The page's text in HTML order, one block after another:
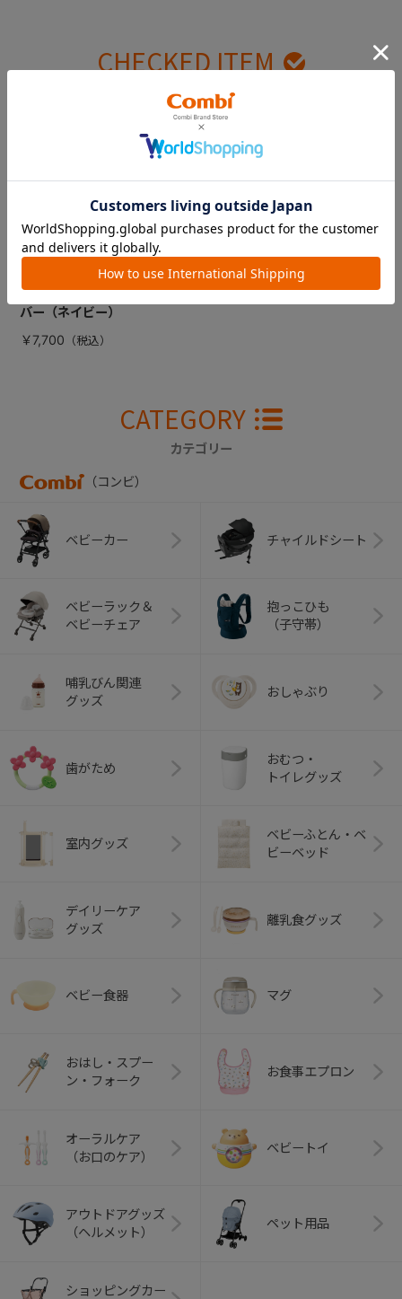
CHECKED ITEM
最近見た商品
クルムーヴスマート
エッグショック Ｊ
Ｇ-５５０ シートカ
バー（ネイビー）
￥7,700
CATEGORY
カテゴリー
（コンビ）
ベビーカー チャイルドシート
ベビーラック＆
ベビーチェア
抱っこひも
（子守帯）
哺乳びん関連
グッズ
おしゃぶり
歯がため
おむつ・
トイレグッズ
室内グッズ
ベビーふとん・ベ
ビーベッド
デイリーケア
グッズ
離乳食グッズ
ベビー食器 マグ
おはし・スプー
ン・フォーク
お食事エプロン
オーラルケア
（お口のケア）
ベビートイ
アウトドアグッズ
（ヘルメット）
ペット用品
ショッピングカー